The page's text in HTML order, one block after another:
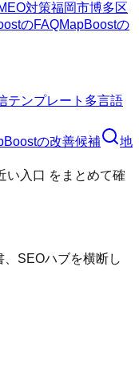
対策福岡市博多区
のFAQMapBoostの
テンプレート 多言語
の改善候補
地
い入口 をまとめて確
SEOハブを横断し